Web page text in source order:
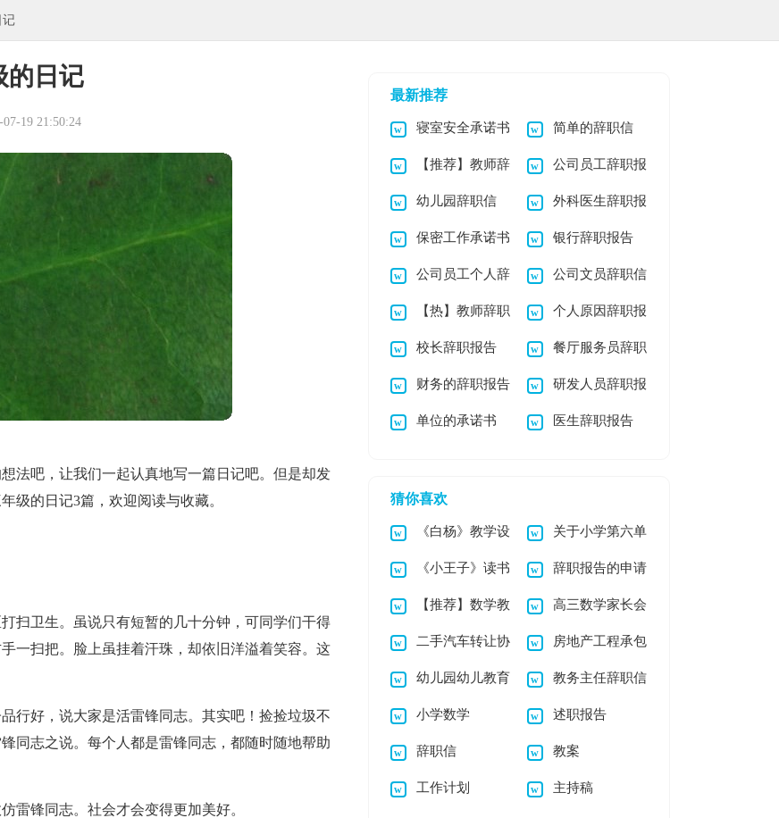
记
的日记
19 21:50:24
法吧，让我们一起认真地写一篇日记吧。但是却发
级的日记3篇，欢迎阅读与收藏。
扫卫生。虽说只有短暂的几十分钟，可同学们干得
一扫把。脸上虽挂着汗珠，却依旧洋溢着笑容。这
行好，说大家是活雷锋同志。其实吧！捡捡垃圾不
同志之说。每个人都是雷锋同志，都随时随地帮助
雷锋同志。社会才会变得更加美好。
最新推荐
寝室安全承诺书 简单的辞职信
【推荐】教师辞
职报告
公司员工辞职报
告集锦15篇
幼儿园辞职信 外科医生辞职报
告15篇
保密工作承诺书
集锦8篇
银行辞职报告
(15篇)
公司员工个人辞
职报告
公司文员辞职信
【热】教师辞职
报告
个人原因辞职报
告(15篇)
校长辞职报告 餐厅服务员辞职
信
财务的辞职报告
锦集十篇
研发人员辞职报
告
单位的承诺书 医生辞职报告
猜你喜欢
《白杨》教学设
计
关于小学第六单
元作文3篇
《小王子》读书
笔记(合集15篇)
辞职报告的申请
书
【推荐】数学教
学计划范文汇编九篇
高三数学家长会
发言稿
二手汽车转让协
议书
房地产工程承包
合同
幼儿园幼儿教育
心得汇编12篇
教务主任辞职信
小学数学 述职报告
辞职信 教案
工作计划 主持稿